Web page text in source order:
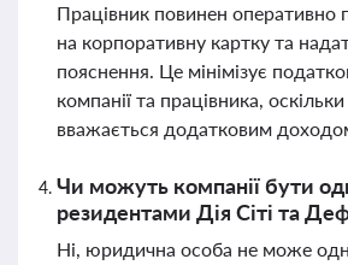
Працівник повинен оперативно
на корпоративну картку та
пояснення. Це мінімізує
компанії та працівника,
вважається додатковим
Чи можуть компанії бути
резидентами Дія Сіті та
Ні, юридична особа не може